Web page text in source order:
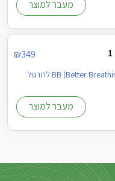
מעבר למוצר
₪349
אביזר משפר הנשימה (BB (Better Breathing לתרגול
מעבר למוצר